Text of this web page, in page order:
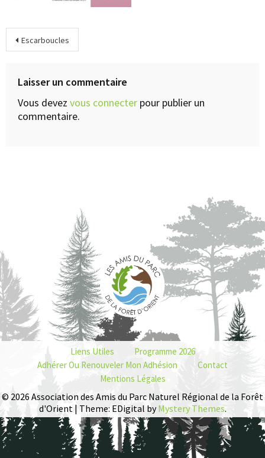
Escarboucles
Laisser un commentaire
Vous devez vous connecter pour publier un
commentaire.
Liens Utiles
Programme 2026
Adhérer Ou Renouveler Mon Adhésion
Contact
Mentions Légales
© 2026 Association des Amis du Parc Naturel Régional de la Forêt
d'Orient | Theme: EDigital byMystery Themes.